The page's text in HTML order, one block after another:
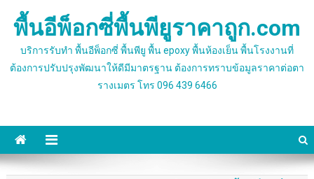
พื้นอีพ็อกซี่พื้นพียูราคาถูก.com
บริการรับทำ พื้นอีพ็อกซี่ พื้นพียู พื้น epoxy พื้นห้องเย็น พื้นโรงงานที่
ต้องการปรับปรุงพัฒนาให้ดีมีมาตรฐาน ต้องการทราบข้อมูลราคาต่อตา
รางเมตร โทร 096 439 6466